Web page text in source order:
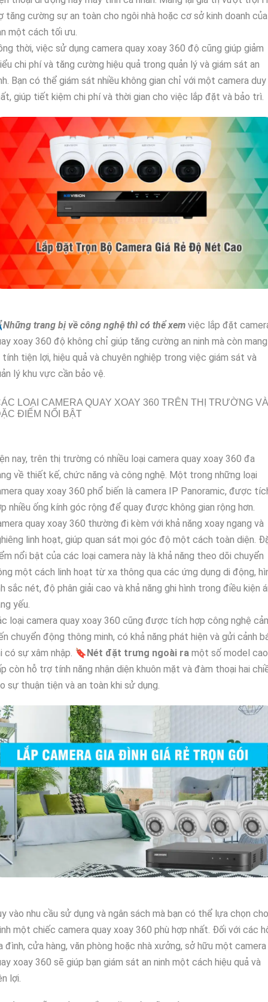
tăng cường sự an toàn cho ngôi nhà hoặc cơ sở kinh doanh của
một cách tối ưu.
thời, việc sử dụng camera quay xoay 360 độ cũng giúp giảm
chi phí và tăng cường hiệu quả trong quản lý và giám sát an
Bạn có thể giám sát nhiều không gian chỉ với một camera duy
giúp tiết kiệm chi phí và thời gian cho việc lắp đặt và bảo trì.
Những trang bị về công nghệ thì có thể xem việc lắp đặt
xoay 360 độ không chỉ giúp tăng cường an ninh mà còn mang
tính tiện lợi, hiệu quả và chuyên nghiệp trong việc giám sát và
lý khu vực cần bảo vệ.
LOẠI CAMERA QUAY XOAY 360 TRÊN THỊ TRƯỜNG VÀ
ĐIỂM NỔI BẬT
nay, trên thị trường có nhiều loại camera quay xoay 360 đa
về thiết kế, chức năng và công nghệ. Một trong những loại
quay xoay 360 phổ biến là camera IP Panoramic, được
nhiều ống kính góc rộng để quay được không gian rộng hơn.
quay xoay 360 thường đi kèm với khả năng xoay ngang và
linh hoạt, giúp quan sát mọi góc độ một cách toàn diện.
nổi bật của các loại camera này là khả năng theo dõi chuyển
một cách linh hoạt từ xa thông qua các ứng dụng di động,
sắc nét, độ phân giải cao và khả năng ghi hình trong điều kiện
yếu.
loại camera quay xoay 360 cũng được tích hợp công nghệ
chuyển động thông minh, có khả năng phát hiện và gửi cảnh
có sự xâm nhập. 🔖 Nét đặt trưng ngoài ra một số model cao
còn hỗ trợ tính năng nhận diện khuôn mặt và đàm thoại hai
sự thuận tiện và an toàn khi sử dụng.
vào nhu cầu sử dụng và ngân sách mà bạn có thể lựa chọn cho
một chiếc camera quay xoay 360 phù hợp nhất. Đối với các
đình, cửa hàng, văn phòng hoặc nhà xưởng, sở hữu một camera
xoay 360 sẽ giúp bạn giám sát an ninh một cách hiệu quả và
lợi.